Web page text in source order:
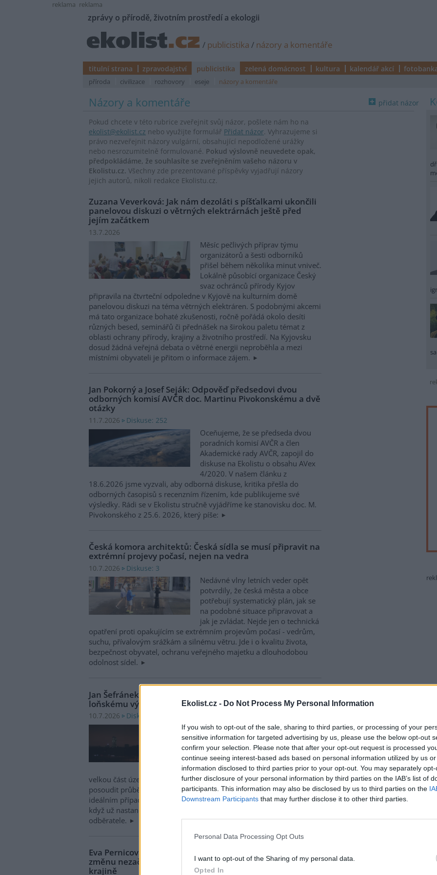
Ekolist.cz - Do Not Process My Personal Information
If you wish to opt-out of the sale, sharing to third parties, or processing of your
sensitive information for targeted advertising by us, please use the below opt-out
confirm your selection. Please note that after your opt-out request is processed
continue seeing interest-based ads based on personal information utilized by us
information disclosed to third parties prior to your opt-out. You may separately
further disclosure of your personal information by third parties on the IAB’s list of
participants. This information may also be disclosed by us to third parties on the
Downstream Participants that may further disclose it to other third parties.
Personal Data Processing Opt Outs
I want to opt-out of the Sharing of my personal data.
Opted In
reklama reklama
zprávy o přírodě, životním prostředí a ekologii
/ publicistika / názory a komentáře
titulní strana zpravodajství publicistika zelená domácnost kultura kalendář akcí
příroda civilizace rozhovory eseje názory a komentáře
přidat názor
Názory a komentáře
Pokud chcete v této rubrice zveřejnit svůj názor, pošlete nám ho na
ekolist@ekolist.cz nebo využijte formulář Přidat názor. Vyhrazujeme si
právo nezveřejnit názory vulgární, obsahující nepodložené urážky
nebo nesrozumitelně formulované. Pokud výslovně neuvedete opak,
předpokládáme, že souhlasíte se zveřejněním vašeho názoru v
Ekolistu.cz. Všechny zde prezentované příspěvky vyjadřují názory
jejich autorů, nikoli redakce Ekolistu.cz.
Zuzana Veverková: Jak nám dezoláti s píšťalkami ukončili
panelovou diskuzi o větrných elektrárnách ještě před
jejím začátkem
13.7.2026
Měsíc pečlivých příprav týmu
organizátorů a šesti odborníků
přišel během několika minut vniveč.
Lokálně působící organizace Český
svaz ochránců přírody Kyjov
připravila na čtvrteční odpoledne v Kyjově na kulturním domě
panelovou diskuzi na téma větrných elektráren. S podobnými akcemi
má tato organizace bohaté zkušenosti, ročně pořádá okolo desíti
různých besed, seminářů či přednášek na širokou paletu témat z
oblasti ochrany přírody, krajiny a životního prostředí. Na Kyjovsku
dosud žádná veřejná debata o větrné energii neproběhla a mezi
místními obyvateli je přitom o informace zájem.
Jan Pokorný a Josef Seják: Odpověď předsedovi dvou
odborných komisí AVČR doc. Martinu Pivokonskému a dvě
otázky
11.7.2026 Diskuse: 252
Oceňujeme, že se předseda dvou
poradních komisí AVČR a člen
Akademické rady AVČR, zapojil do
diskuse na Ekolistu o obsahu AVex
4/2020. V našem článku z
18.6.2026 jsme vyzvali, aby odborná diskuse, kritika přešla do
odborných časopisů s recenzním řízením, kde publikujeme své
výsledky. Rádi se v Ekolistu stručně vyjádříme ke stanovisku doc. M.
Pivokonského z 25.6. 2026, který píše:
Česká komora architektů: Česká sídla se musí připravit na
extrémní projevy počasí, nejen na vedra
10.7.2026 Diskuse: 3
Nedávné vlny letních veder opět
potvrdily, že česká města a obce
potřebují systematický plán, jak se
na podobné situace připravovat a
jak je zvládat. Nejde jen o technická
opatření proti opakujícím se extrémním projevům počasí - vedrům,
suchu, přívalovým srážkám a silnému větru. Jde i o kvalitu života,
bezpečnost obyvatel, ochranu veřejného majetku a dlouhodobou
odolnost sídel.
Jan Šefránek: Závěrečná zpráva pracovní skupiny k
loňskému výpadku elektřiny
10.7.2026 Diskuse: 7
Vznik pracovní skupiny na národní
úrovni inicioval Energetický
regulační úřad (ERÚ) krátce po
rozsáhlém výpadku elektřiny, který
v červenci loňského roku zasáhl
velkou část území České republiky. Jejím cílem bylo objektivně
posoudit průběh výpadku a navrhnout nápravná opatření, která v
ideálním případě pomohou podobným událostem předcházet, a
když už nastanou, tak urychlí jejich řešení a omezí dopady na
odběratele.
Eva Pernicová: Nejúčinnější adaptace na klimatickou
změnu nezačíná jen ve vládních strategiích, ale přímo v
krajině